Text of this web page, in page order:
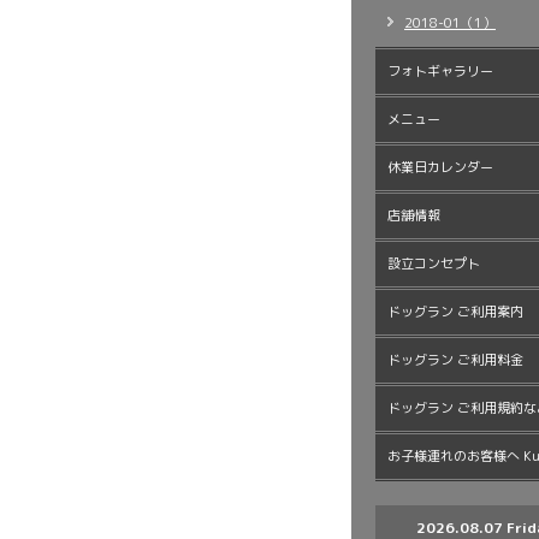
2018-01（1）
フォトギャラリー
メニュー
休業日カレンダー
店舗情報
設立コンセプト
ドッグラン ご利用案内
ドッグラン ご利用料金
ドッグラン ご利用規約な
お子様連れのお客様へ
2026.08.07